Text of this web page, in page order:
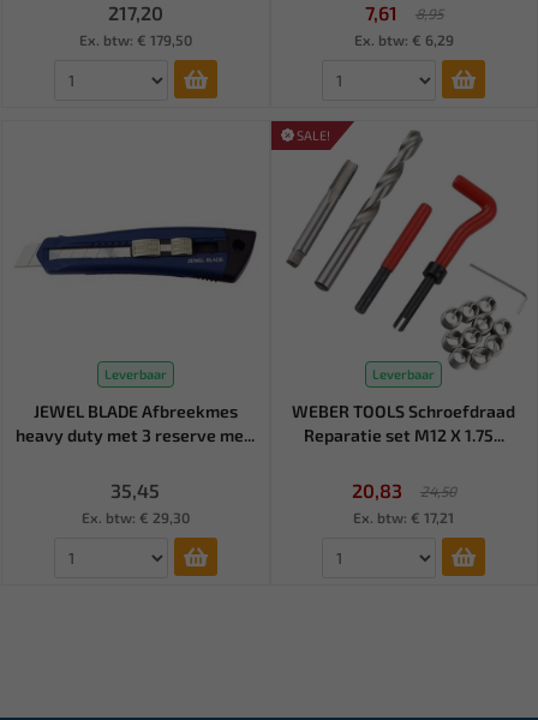
217,20
Ex. btw: € 179,50
7,61
8,95
Ex. btw: € 6,29
Leverbaar
JEWEL BLADE Afbreekmes
heavy duty met 3 reserve me...
35,45
Ex. btw: € 29,30
SALE!
Leverbaar
WEBER TOOLS Schroefdraad
Reparatie set M12 X 1.75...
20,83
24,50
Ex. btw: € 17,21